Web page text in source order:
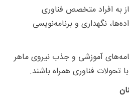
به افراد متخصص فناوری
نگهداری و برنامه‌نویسی
آموزشی و جذب نیروی ماهر
تحولات فناوری همراه باشند.